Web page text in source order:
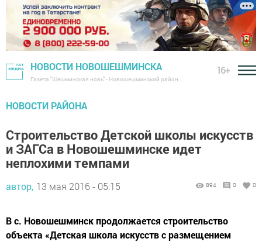
НОВОСТИ НОВОШЕШМИНСКА
Газета "Шешминская новь" - Новошешминский район
16+
НОВОСТИ РАЙОНА
Строительство Детской школы искусств
и ЗАГСа в Новошешминске идет
неплохими темпами
автор, 13 мая 2016 - 05:15 894 0 0
В с. Новошешминск продолжается строительство
объекта «Детская школа искусств с размещением